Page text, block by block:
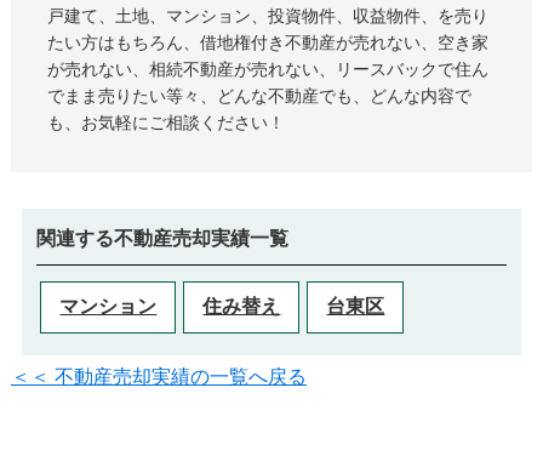
戸建て、土地、マンション、投資物件、収益物件、を売り
たい方はもちろん、借地権付き不動産が売れない、空き家
が売れない、相続不動産が売れない、リースバックで住ん
でまま売りたい等々、どんな不動産でも、どんな内容で
も、お気軽にご相談ください！
関連する不動産売却実績一覧
マンション 住み替え 台東区
＜＜ 不動産売却実績の一覧へ戻る